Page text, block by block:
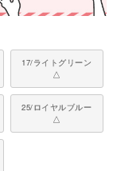
17/ライトグリーン
△
25/ロイヤルブルー
△